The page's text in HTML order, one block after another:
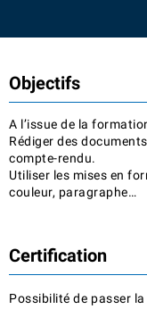
Objectifs
A l’issue de la
Rédiger des
compte-rendu.
Utiliser les mises en
couleur, paragraphe…
Certification
Possibilité de passer